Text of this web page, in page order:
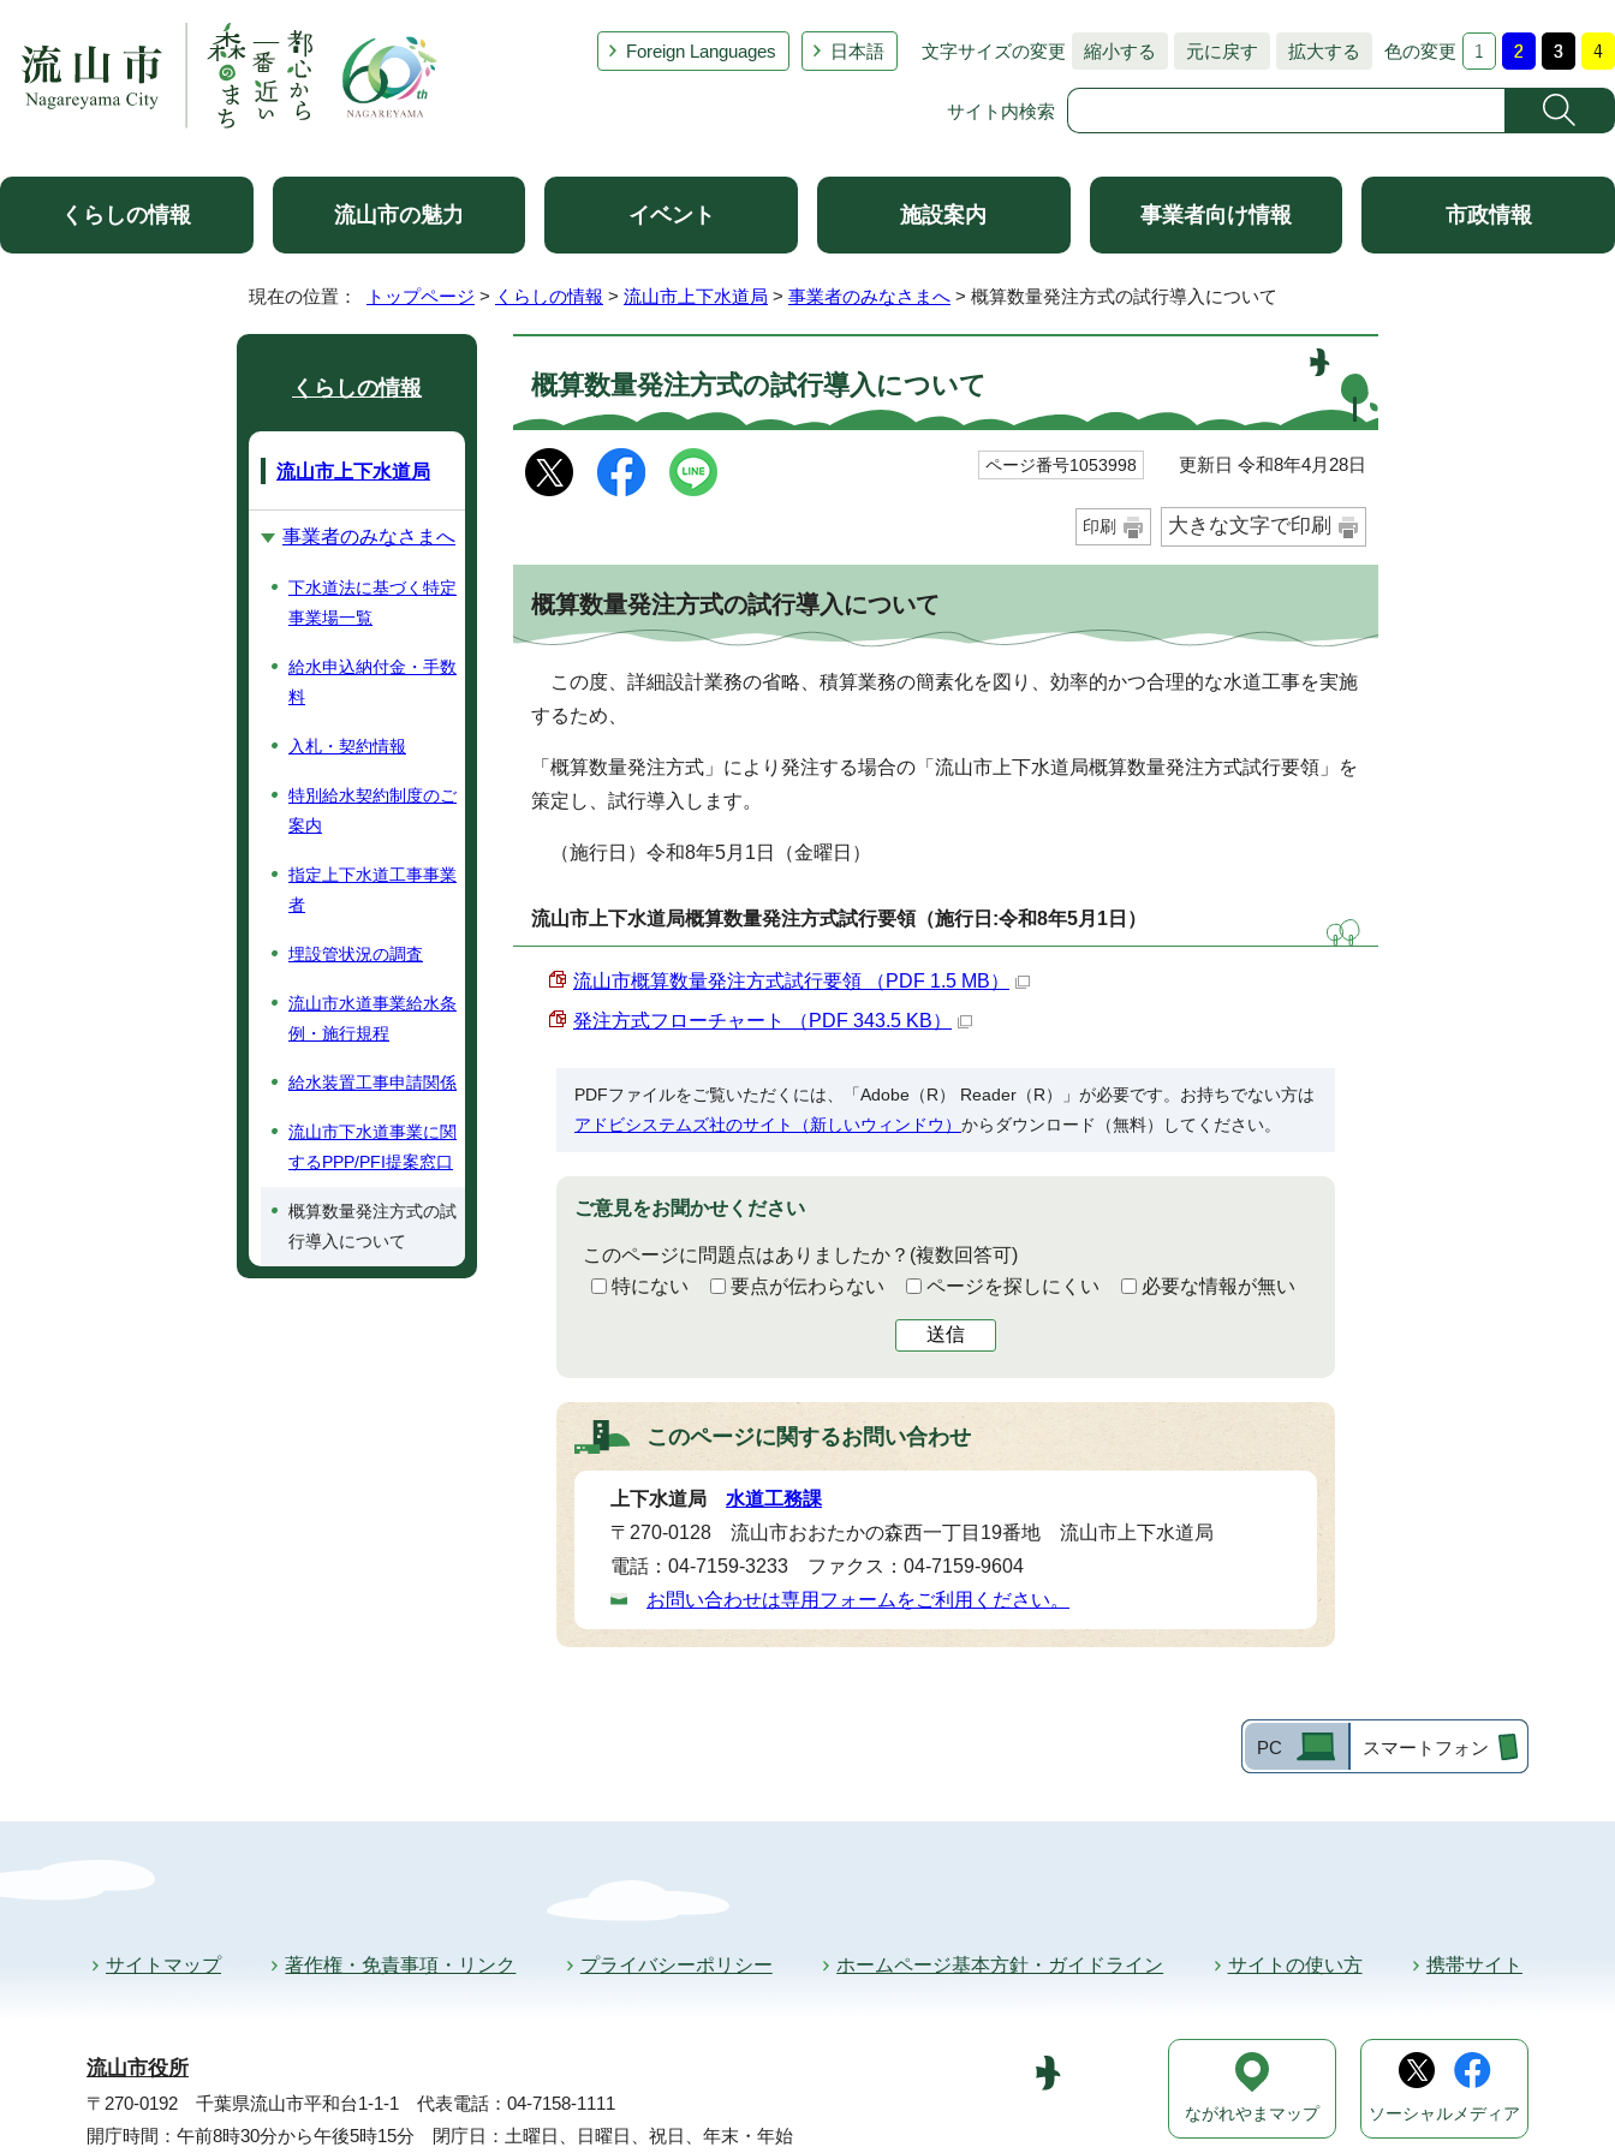
Foreign Languages 日本語 文字サイズの変更 縮小する 元に戻す 拡大する 色の変更
サイト内検索
くらしの情報 流山市の魅力 イベント 施設案内 事業者向け情報 市政情報
現在の位置： トップページ > くらしの情報 > 流山市上下水道局 > 事業者のみなさまへ > 概算数量発注方式の試行導入について
概算数量発注方式の試行導入について
ページ番号1053998 更新日 令和8年4月28日
印刷 大きな文字で印刷
概算数量発注方式の試行導入について
この度、詳細設計業務の省略、積算業務の簡素化を図り、効率的かつ合理的な水道工事を実施
するため、
「概算数量発注方式」により発注する場合の「流山市上下水道局概算数量発注方式試行要領」を
策定し、試行導入します。
（施行日）令和8年5月1日（金曜日）
流山市上下水道局概算数量発注方式試行要領（施行日:令和8年5月1日）
流山市概算数量発注方式試行要領 （PDF 1.5 MB）
発注方式フローチャート （PDF 343.5 KB）
PDFファイルをご覧いただくには、「Adobe（R） Reader（R）」が必要です。お持ちでない方は
アドビシステムズ社のサイト（新しいウィンドウ） からダウンロード（無料）してください。
ご意見をお聞かせください
このページに問題点はありましたか？ (複数回答可)
特にない
要点が伝わらない ページを探しにくい 必要な情報が無い
送信
このページに関するお問い合わせ
上下水道局 水道工務課
〒270-0128 流山市おおたかの森西一丁目19番地 流山市上下水道局
電話：04-7159-3233 ファクス：04-7159-9604
お問い合わせは専用フォームをご利用ください。
くらしの情報
流山市上下水道局
事業者のみなさまへ
下水道法に基づく特定
事業場一覧
給水申込納付金・手数
料
入札・契約情報
特別給水契約制度のご
案内
指定上下水道工事事業
者
埋設管状況の調査
流山市水道事業給水条
例・施行規程
給水装置工事申請関係
流山市下水道事業に関
するPPP/PFI提案窓口
概算数量発注方式の試
行導入について
PC スマートフォン
サイトマップ 著作権・免責事項・リンク プライバシーポリシー ホームページ基本方針・ガイドライン サイトの使い方 携帯サイト
流山市役所
〒270-0192 千葉県流山市平和台1-1-1 代表電話：04-7158-1111
開庁時間：午前8時30分から午後5時15分 閉庁日：土曜日、日曜日、祝日、年末・年始
ながれやまマップ ソーシャルメディア